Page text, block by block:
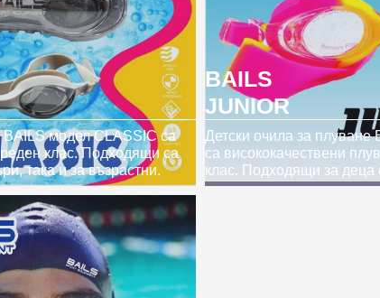
модел CLASSIC са
клас. Подходящи са
така и за възрастни.
BAILS
JUNIOR
Детски очила за
са висококачествени
клас. Подходящи за деца